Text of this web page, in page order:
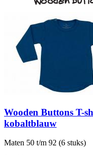
Wooden Buttons T-
kobaltblauw
Maten 50 t/m 92 (6 stuks)